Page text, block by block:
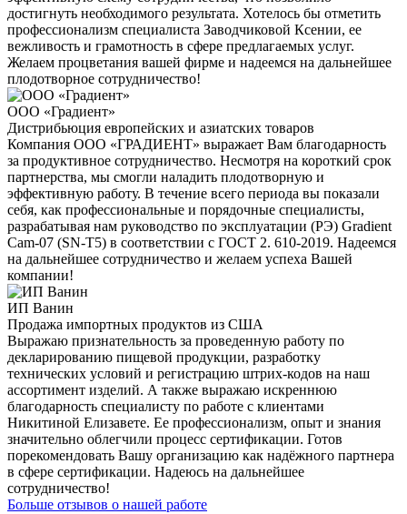
достигнуть необходимого результата. Хотелось бы отметить
профессионализм специалиста Заводчиковой Ксении, ее
вежливость и грамотность в сфере предлагаемых услуг.
Желаем процветания вашей фирме и надеемся на дальнейшее
плодотворное сотрудничество!
ООО «Градиент»
Дистрибьюция европейских и азиатских товаров
Компания ООО «ГРАДИЕНТ» выражает Вам благодарность
за продуктивное сотрудничество. Несмотря на короткий срок
партнерства, мы смогли наладить плодотворную и
эффективную работу. В течение всего периода вы показали
себя, как профессиональные и порядочные специалисты,
разрабатывая нам руководство по эксплуатации (РЭ) Gradient
Cam-07 (SN-T5) в соответствии с ГОСТ 2. 610-2019. Надеемся
на дальнейшее сотрудничество и желаем успеха Вашей
компании!
ИП Ванин
Продажа импортных продуктов из США
Выражаю признательность за проведенную работу по
декларированию пищевой продукции, разработку
технических условий и регистрацию штрих-кодов на наш
ассортимент изделий. А также выражаю искреннюю
благодарность специалисту по работе с клиентами
Никитиной Елизавете. Ее профессионализм, опыт и знания
значительно облегчили процесс сертификации. Готов
порекомендовать Вашу организацию как надёжного партнера
в сфере сертификации. Надеюсь на дальнейшее
сотрудничество!
Больше отзывов о нашей работе